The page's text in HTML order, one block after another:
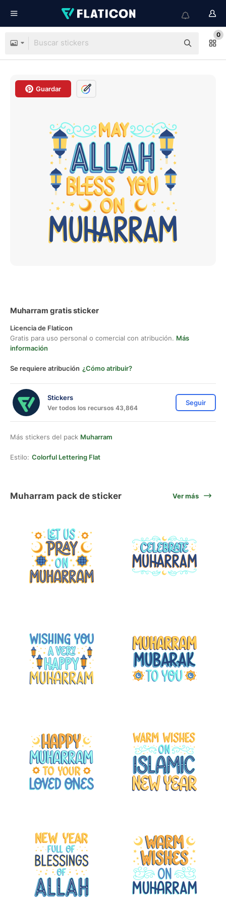
0
Guardar
Muharram gratis sticker
Licencia de Flaticon
Gratis para uso personal o comercial con atribución. Más
información
Se requiere atribución ¿Cómo atribuir?
Stickers
Ver todos los recursos 43,864
Seguir
Más stickers del pack Muharram
Estilo: Colorful Lettering Flat
Muharram pack de sticker Ver más